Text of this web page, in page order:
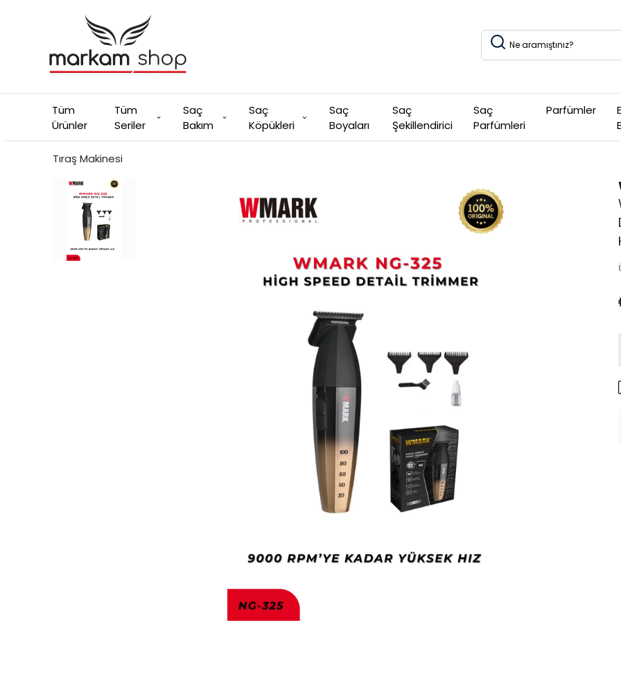
Tüm
Ürünler
Tüm
Seriler
Saç
Bakım
Saç
Köpükleri
Saç
Boyaları
Saç
Şekillendirici
Saç
Parfümleri
Parfümler
Tıraş Makinesi